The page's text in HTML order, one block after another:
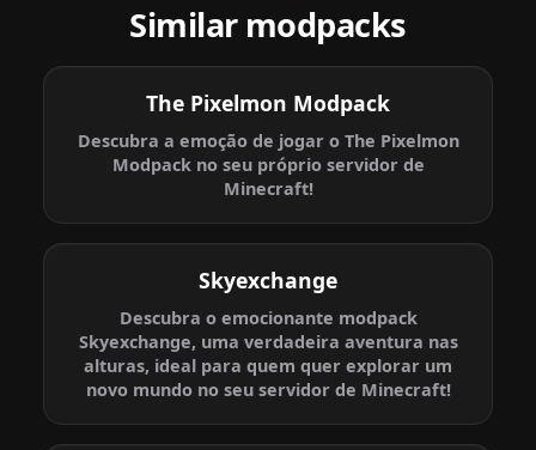
Similar modpacks
The Pixelmon Modpack
Descubra a emoção de jogar o The Pixelmon
Modpack no seu próprio servidor de
Minecraft!
Skyexchange
Descubra o emocionante modpack
Skyexchange, uma verdadeira aventura nas
alturas, ideal para quem quer explorar um
novo mundo no seu servidor de Minecraft!